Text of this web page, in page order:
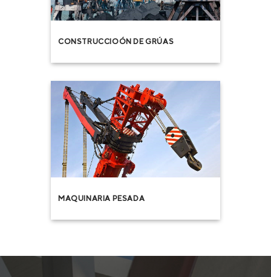
CONSTRUCCIOÓN DE GRÚAS
MAQUINARIA PESADA